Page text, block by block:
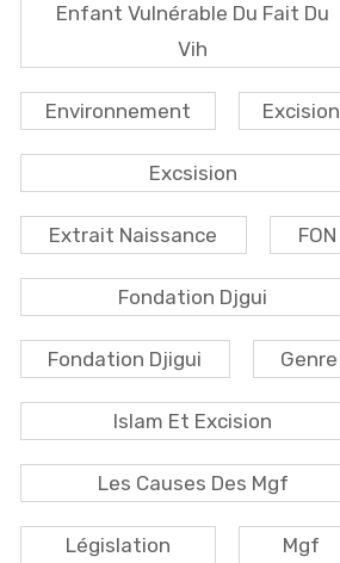
Enfant Vulnérable Du Fait Du
Vih
Environnement Excision
Excsision
Extrait Naissance FON
Fondation Djgui
Fondation Djigui Genre
Islam Et Excision
Les Causes Des Mgf
Législation Mgf